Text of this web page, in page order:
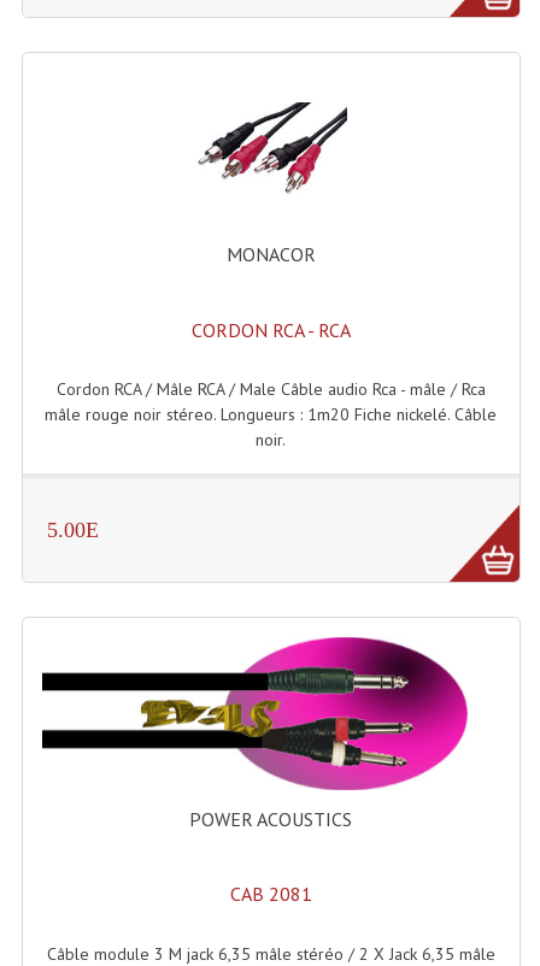
Compresseurs , Limiteurs , Noise Gate
Enceintes Et Caissons Basses
Packs Sono
Enceintes, Système Amplifiés
Caisson De Basse Amplifié
Enceintes Hifi
Enceintes Monitoring
Filtres Actifs, Correcteurs
Filtres Passifs
Haut-Parleurs Amplis Guitare
MONACOR
CORDON RCA - RCA
Cordon RCA / Mâle RCA / Male Câble audio Rca - mâle / Rca
mâle rouge noir stéreo. Longueurs : 1m20 Fiche nickelé. Câble
noir.
5.00E
POWER ACOUSTICS
CAB 2081
Câble module 3 M jack 6,35 mâle stéréo / 2 X Jack 6,35 mâle